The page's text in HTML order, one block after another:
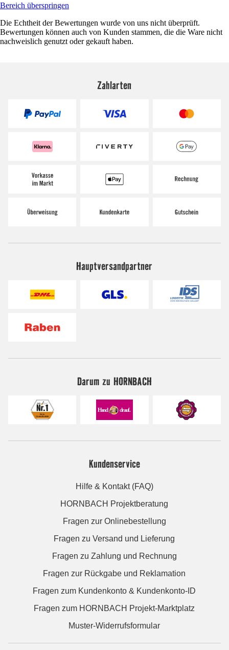
Bereich überspringen
Die Echtheit der Bewertungen wurde von uns nicht überprüft.
Bewertungen können auch von Kunden stammen, die die Ware nicht
nachweislich genutzt oder gekauft haben.
Zahlarten
Hauptversandpartner
Darum zu HORNBACH
Kundenservice
Hilfe & Kontakt (FAQ)
HORNBACH Projektberatung
Fragen zur Onlinebestellung
Fragen zu Versand und Lieferung
Fragen zu Zahlung und Rechnung
Fragen zur Rückgabe und Reklamation
Fragen zum Kundenkonto & Kundenkonto-ID
Fragen zum HORNBACH Projekt-Marktplatz
Muster-Widerrufsformular